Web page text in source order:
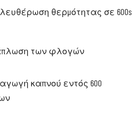
θερμότητας σε 600s
των φλογών
καπνού εντός 600